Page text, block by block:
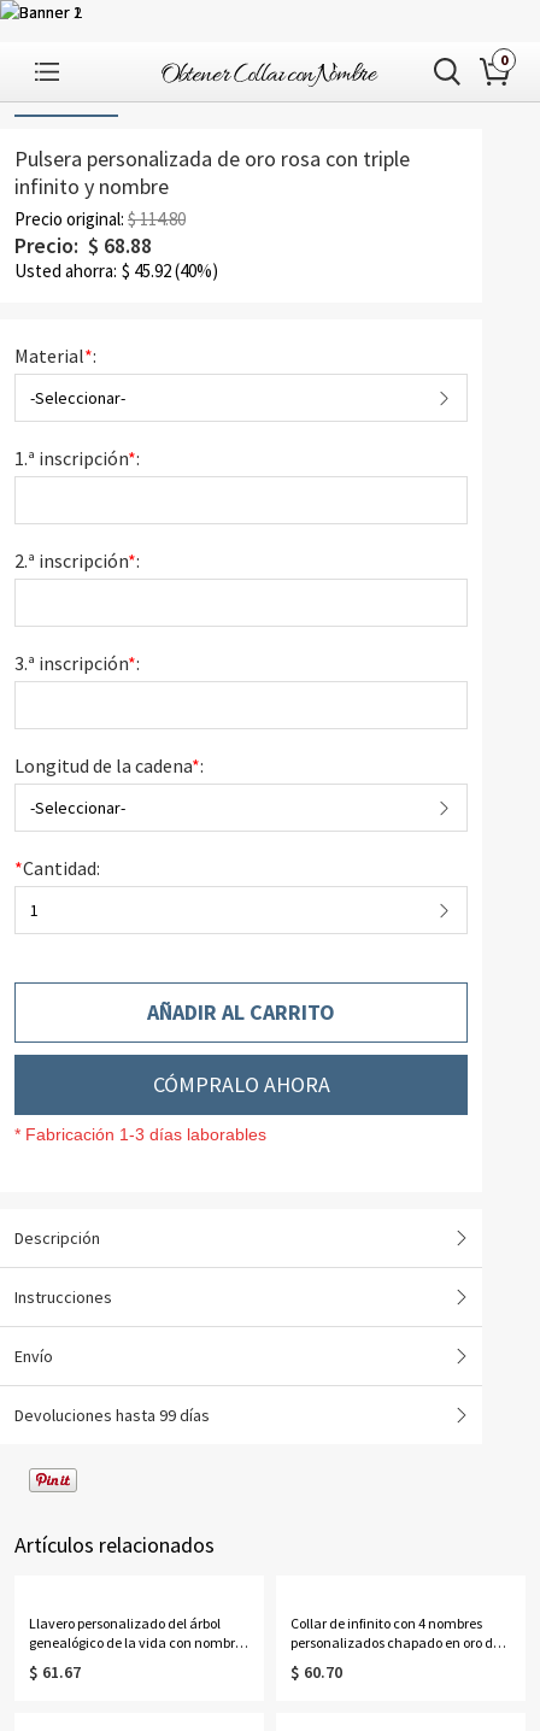
0
1/
Pulsera personalizada de oro rosa con triple
infinito y nombre
Precio original: $ 114.80
Precio: $ 68.88
Usted ahorra: $ 45.92(40%)
Material*:
-Seleccionar-
1.ª inscripción*:
2.ª inscripción*:
3.ª inscripción*:
Longitud de la cadena*:
-Seleccionar-
*Cantidad:
1
AÑADIR AL CARRITO
CÓMPRALO AHORA
* Fabricación 1-3 días laborables
Descripción
Instrucciones
Envío
Devoluciones hasta 99 días
Artículos relacionados
Llavero personalizado del árbol
genealógico de la vida con nombres
de 1 a 13 niños
$ 61.67
Collar de infinito con 4 nombres
personalizados chapado en oro de
18 quilates
$ 60.70